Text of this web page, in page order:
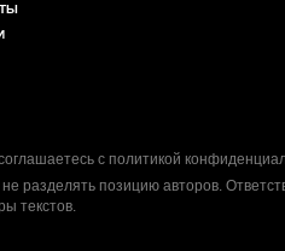
с политикой
разделять позицию авторов.
текстов.